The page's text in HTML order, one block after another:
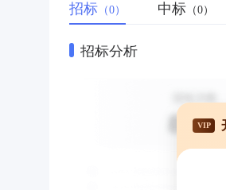
招标 （0） 中标 （0）
招标分析
VIP